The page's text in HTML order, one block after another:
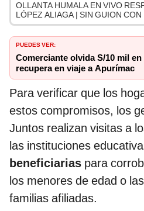
OLLANTA HUMALA EN VIVO
LÓPEZ ALIAGA | SIN GUION
PUEDES VER:
Comerciante olvida S/10 mil
recupera en viaje a Apurímac
Para verificar que los
estos compromisos, los
Juntos realizan visitas a
las instituciones
beneficiarias para
los menores de edad o
familias afiliadas.